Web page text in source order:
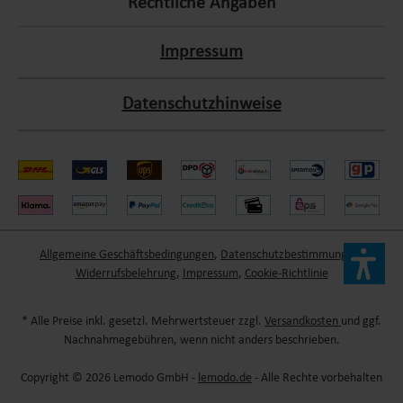
Rechtliche Angaben
Impressum
Datenschutzhinweise
Allgemeine Geschäftsbedingungen, Datenschutzbestimmungen,
Widerrufsbelehrung, Impressum, Cookie-Richtlinie
* Alle Preise inkl. gesetzl. Mehrwertsteuer zzgl. Versandkosten und ggf.
Nachnahmegebühren, wenn nicht anders beschrieben.
Copyright © 2026 Lemodo GmbH - lemodo.de - Alle Rechte vorbehalten